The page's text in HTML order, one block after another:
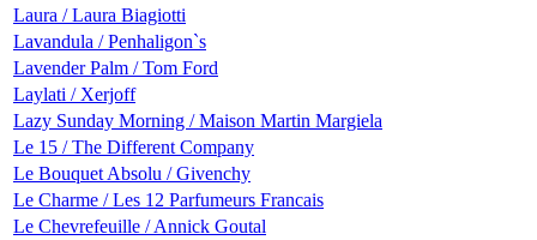
Laura / Laura Biagiotti
Lavandula / Penhaligon`s
Lavender Palm / Tom Ford
Laylati / Xerjoff
Lazy Sunday Morning / Maison Martin Margiela
Le 15 / The Different Company
Le Bouquet Absolu / Givenchy
Le Charme / Les 12 Parfumeurs Francais
Le Chevrefeuille / Annick Goutal